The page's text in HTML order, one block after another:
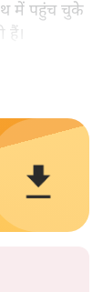
में पहुंच चुके